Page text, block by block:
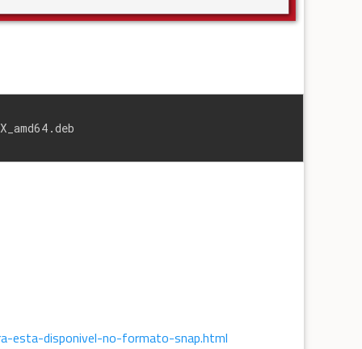
esta-disponivel-no-formato-snap.html